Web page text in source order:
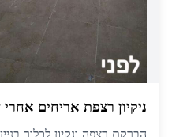
ניקיון רצפת אריחים אחרי
הברקת רצפה ונקיון לכלוך